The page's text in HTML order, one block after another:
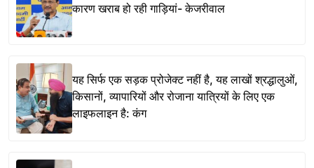
कारण खराब हो रही गाड़ियां- केजरीवाल
यह सिर्फ एक सड़क प्रोजेक्ट नहीं है, यह लाखों श्रद्धालुओं,
किसानों, व्यापारियों और रोजाना यात्रियों के लिए एक
लाइफलाइन है: कंग